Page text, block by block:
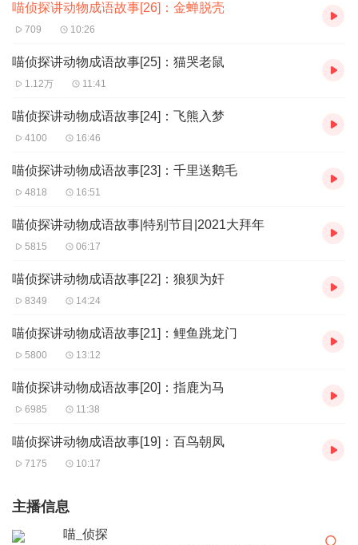
喵侦探讲动物成语故事[26]：金蝉脱壳
709 10:26
喵侦探讲动物成语故事[25]：猫哭老鼠
1.12万 11:41
喵侦探讲动物成语故事[24]：飞熊入梦
4100 16:46
喵侦探讲动物成语故事[23]：千里送鹅毛
4818 16:51
喵侦探讲动物成语故事|特别节目|2021大拜年
5815 06:17
喵侦探讲动物成语故事[22]：狼狈为奸
8349 14:24
喵侦探讲动物成语故事[21]：鲤鱼跳龙门
5800 13:12
喵侦探讲动物成语故事[20]：指鹿为马
6985 11:38
喵侦探讲动物成语故事[19]：百鸟朝凤
7175 10:17
主播信息
喵_侦探